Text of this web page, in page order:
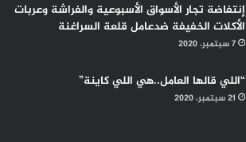
إنتفاضة تجار الأسواق الأسبوعية والفراشة وعربات
الأكلات الخفيفة ضدعامل قلعة السراغنة
7 سبتمبر، 2020
“اللي قالها العامل..هي اللي كاينة”
21 سبتمبر، 2020